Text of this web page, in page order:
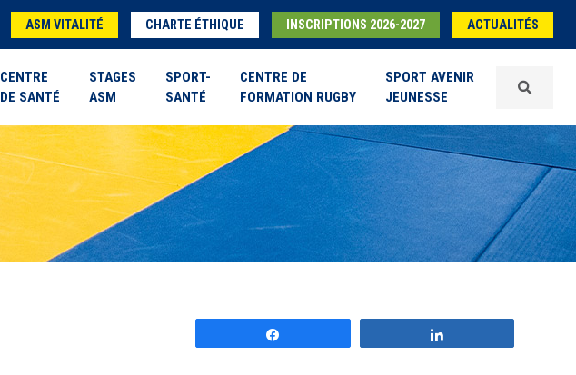
ASM VITALITÉ CHARTE ÉTHIQUE INSCRIPTIONS 2026-2027 ACTUALITÉS
CENTRE
DE SANTÉ
STAGES
ASM
SPORT-
SANTÉ
CENTRE DE
FORMATION RUGBY
SPORT AVENIR
JEUNESSE